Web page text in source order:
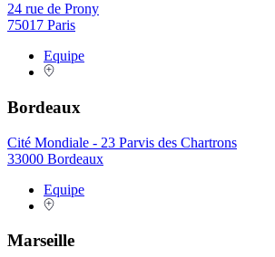
24 rue de Prony
75017 Paris
Equipe
Bordeaux
Cité Mondiale - 23 Parvis des Chartrons
33000 Bordeaux
Equipe
Marseille